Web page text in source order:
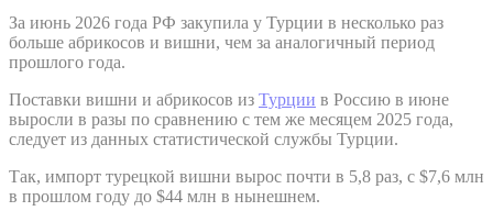
За июнь 2026 года РФ закупила у Турции в несколько раз
больше абрикосов и вишни, чем за аналогичный период
прошлого года.
Поставки вишни и абрикосов из Турции в Россию в июне
выросли в разы по сравнению с тем же месяцем 2025 года,
следует из данных статистической службы Турции.
Так, импорт турецкой вишни вырос почти в 5,8 раз, с $7,6 млн
в прошлом году до $44 млн в нынешнем.